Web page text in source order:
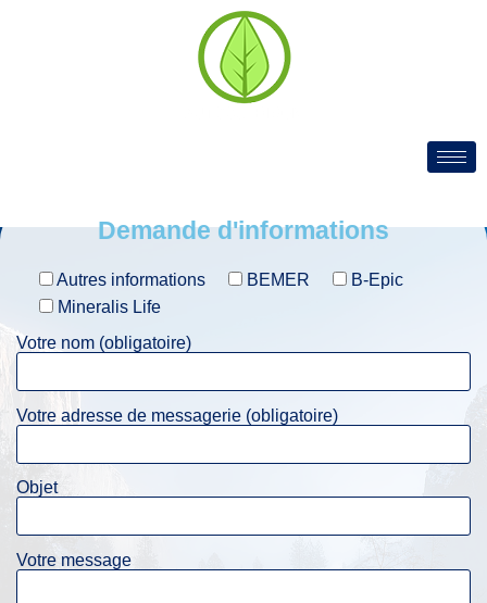
Demande d'informations
Autres informations BEMER
B-Epic
Mineralis Life
Votre nom (obligatoire)
Votre adresse de messagerie (obligatoire)
Objet
Votre message